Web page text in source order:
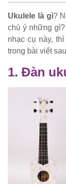
Ukulele là gì?
chú ý những
nhạc cụ này,
trong bài viết
1. Đàn